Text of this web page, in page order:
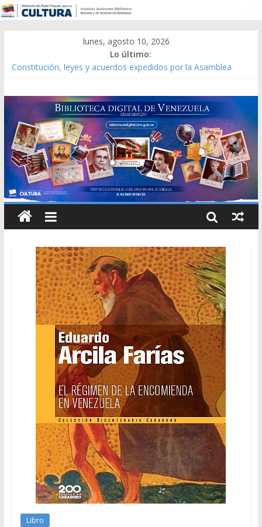
lunes, agosto 10, 2026
Lo último:
Constitución, leyes y acuerdos expedidos por la Asamblea
Modesta Bor Sánchez [material gráfico]
Gaceta Oficial de la República de Venezuela año CXXXIII Mes V,
Caracas 09 de marzo de 2006 N° 38.394
Catálogo temático de obras de Modesta Bor
Libro